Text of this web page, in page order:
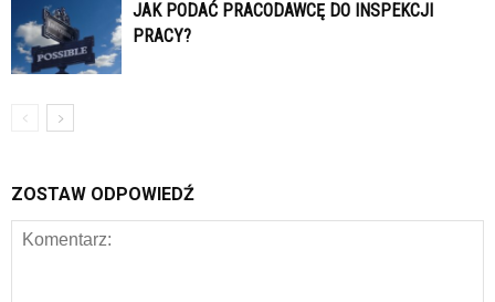
JAK PODAĆ PRACODAWCĘ DO INSPEKCJI
PRACY?
ZOSTAW ODPOWIEDŹ